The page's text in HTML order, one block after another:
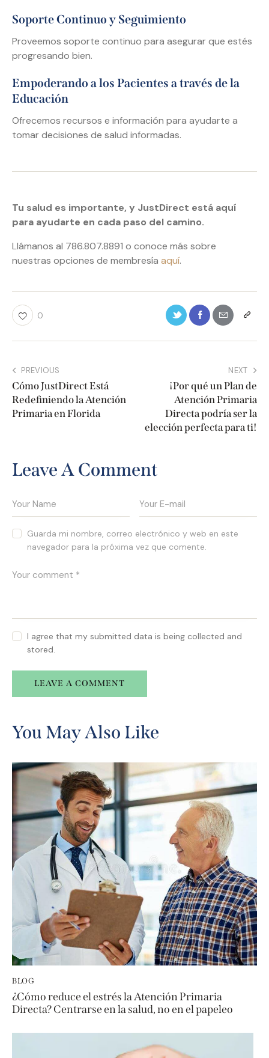
Soporte Continuo y Seguimiento
Proveemos soporte continuo para asegurar que estés
progresando bien.
Empoderando a los Pacientes a través de la
Educación
Ofrecemos recursos e información para ayudarte a
tomar decisiones de salud informadas.
Tu salud es importante, y JustDirect está aquí
para ayudarte en cada paso del camino.
Llámanos al 786.807.8891 o conoce más sobre
nuestras opciones de membresía aquí.
0
PREVIOUS
Cómo JustDirect Está
Redefiniendo la Atención
Primaria en Florida
NEXT
¡Por qué un Plan de
Atención Primaria
Directa podría ser la
elección perfecta para ti!
Leave A Comment
Guarda mi nombre, correo electrónico y web en este
navegador para la próxima vez que comente.
I agree that my submitted data is being collected and
stored.
t
r
n
i
You May Also Like
BLOG
¿Cómo reduce el estrés la Atención Primaria
Directa? Centrarse en la salud, no en el papeleo